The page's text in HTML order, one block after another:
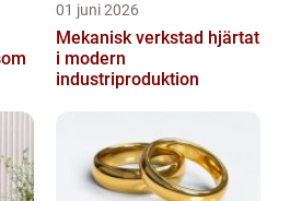
01 juni 2026
Mekanisk verkstad hjärtat
i modern
industriproduktion